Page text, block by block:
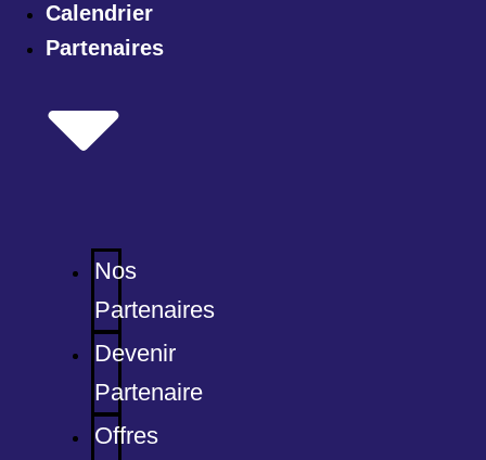
Calendrier
Partenaires
Nos
Partenaires
Devenir
Partenaire
Offres